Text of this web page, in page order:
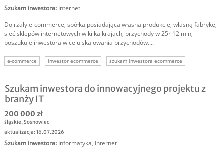
Szukam inwestora: Internet
Dojrzały e-commerce, spółka posiadająca własną produkcję, własną fabrykę,
sieć sklepów internetowych w kilka krajach, przychody w 25r 12 mln,
poszukuje inwestora w celu skalowania przychodów....
e-commerce inwestor ecommerce
szukam inwestora ecommerce
szukam kapitału
inwestor do firmy
inwestycja w biznes
inwestycja w firmę
Szukam inwestora do innowacyjnego projektu z
branży IT
200 000 zł
śląskie,Sosnowiec
aktualizacja: 16.07.2026
Szukam inwestora: Informatyka, Internet